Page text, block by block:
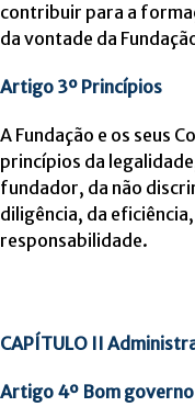
contribuir para a
da vontade da
Artigo 3º Princípios
A Fundação e os seus
princípios da
fundador, da não
diligência, da
responsabilidade.
CAPÍTULO II
Artigo 4º Bom governo